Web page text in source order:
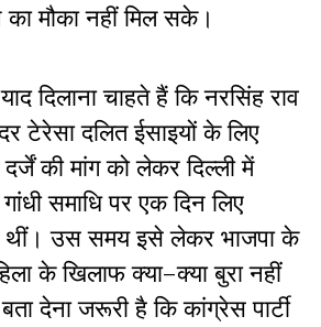
का मौका नहीं मिल सके।
याद दिलाना चाहते हैं कि नरसिंह राव
टेरेसा दलित ईसाइयों के लिए
की मांग को लेकर दिल्ली में
गांधी समाधि पर एक दिन लिए
थीं। उस समय इसे लेकर भाजपा के
के खिलाफ क्या–क्या बुरा नहीं
बता देना जरूरी है कि कांग्रेस पार्टी